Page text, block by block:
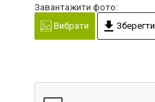
Завантажити фото:
Вибрати
Зберегти